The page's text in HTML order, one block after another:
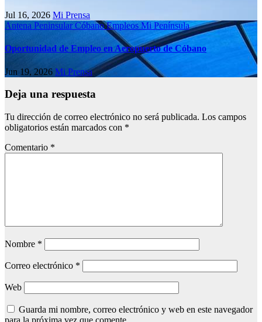
Jul 16, 2026 Mi Prensa
Antena PeninsularCóbanoEmpleos Mi Península
Oportunidad de Empleo en Aeropuerto de Cóbano
Jun 19, 2026 Mi Prensa
Deja una respuesta
Tu dirección de correo electrónico no será publicada. Los campos
obligatorios están marcados con *
Comentario *
Nombre *
Correo electrónico *
Web
Guarda mi nombre, correo electrónico y web en este navegador
para la próxima vez que comente.